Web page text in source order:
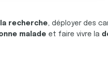
recherche, déployer des
malade et faire vivre la